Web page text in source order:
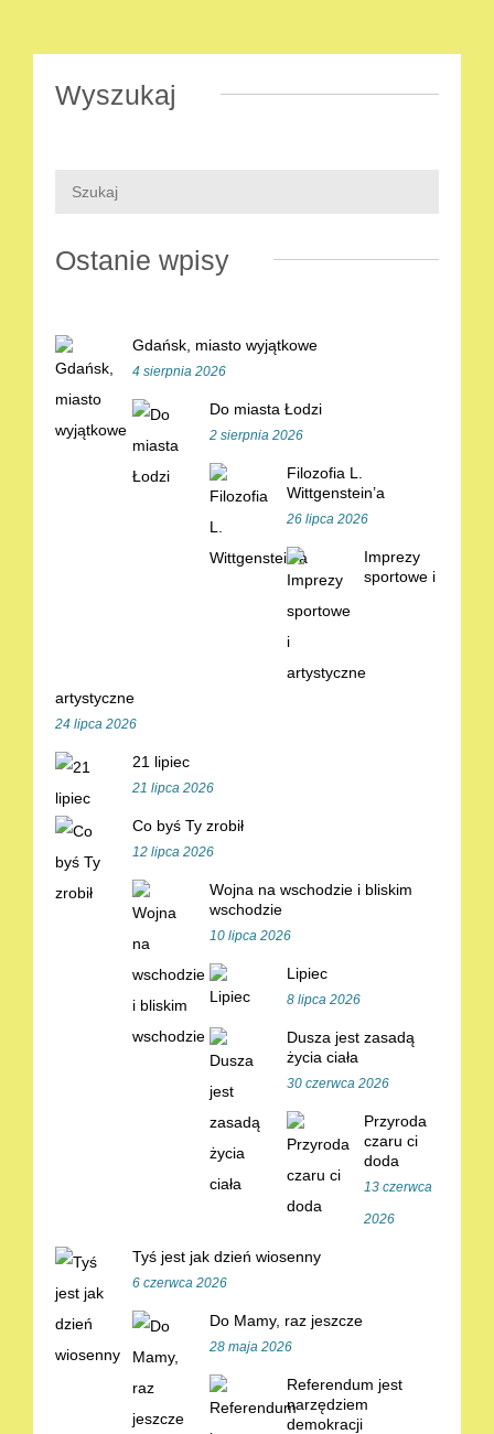
Wyszukaj
Ostanie wpisy
Gdańsk, miasto wyjątkowe
4 sierpnia 2026
Do miasta Łodzi
2 sierpnia 2026
Filozofia L.
Wittgenstein’a
26 lipca 2026
Imprezy
sportowe i
artystyczne
24 lipca 2026
21 lipiec
21 lipca 2026
Co byś Ty zrobił
12 lipca 2026
Wojna na wschodzie i bliskim
wschodzie
10 lipca 2026
Lipiec
8 lipca 2026
Dusza jest zasadą
życia ciała
30 czerwca 2026
Przyroda
czaru ci
doda
13 czerwca
2026
Tyś jest jak dzień wiosenny
6 czerwca 2026
Do Mamy, raz jeszcze
28 maja 2026
Referendum jest
narzędziem
demokracji